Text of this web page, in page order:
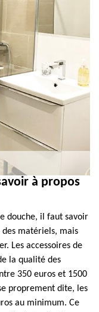
à propos
douche, il faut savoir
matériels, mais
Les accessoires de
la qualité des
350 euros et 1500
proprement dite, les
au minimum. Ce